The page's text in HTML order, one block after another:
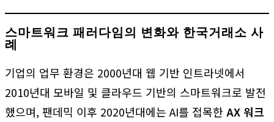
스마트워크 패러다임의 변화와 한국거래소 사
례
기업의 업무 환경은 2000년대 웹 기반 인트라넷에서
2010년대 모바일 및 클라우드 기반의 스마트워크로 발전
했으며, 팬데믹 이후 2020년대에는 AI를 접목한 AX 워크